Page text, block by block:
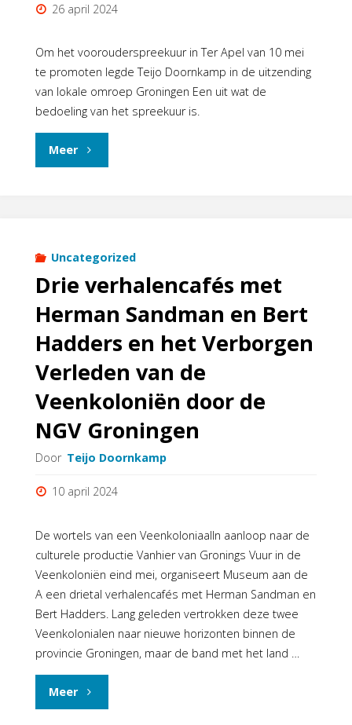
26 april 2024
Om het voorouderspreekuur in Ter Apel van 10 mei
te promoten legde Teijo Doornkamp in de uitzending
van lokale omroep Groningen Een uit wat de
bedoeling van het spreekuur is.
Meer"Voorouderspreekuur
in
uitzending
Groningen
Een"
Uncategorized
Drie verhalencafés met
Herman Sandman en Bert
Hadders en het Verborgen
Verleden van de
Veenkoloniën door de
NGV Groningen
Door Teijo Doornkamp
10 april 2024
De wortels van een VeenkoloniaalIn aanloop naar de
culturele productie Vanhier van Gronings Vuur in de
Veenkoloniën eind mei, organiseert Museum aan de
A een drietal verhalencafés met Herman Sandman en
Bert Hadders. Lang geleden vertrokken deze twee
Veenkolonialen naar nieuwe horizonten binnen de
provincie Groningen, maar de band met het land …
Meer"Drie